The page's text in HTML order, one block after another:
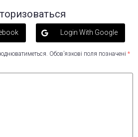
Login With Google
Обов’язкові поля позначені *